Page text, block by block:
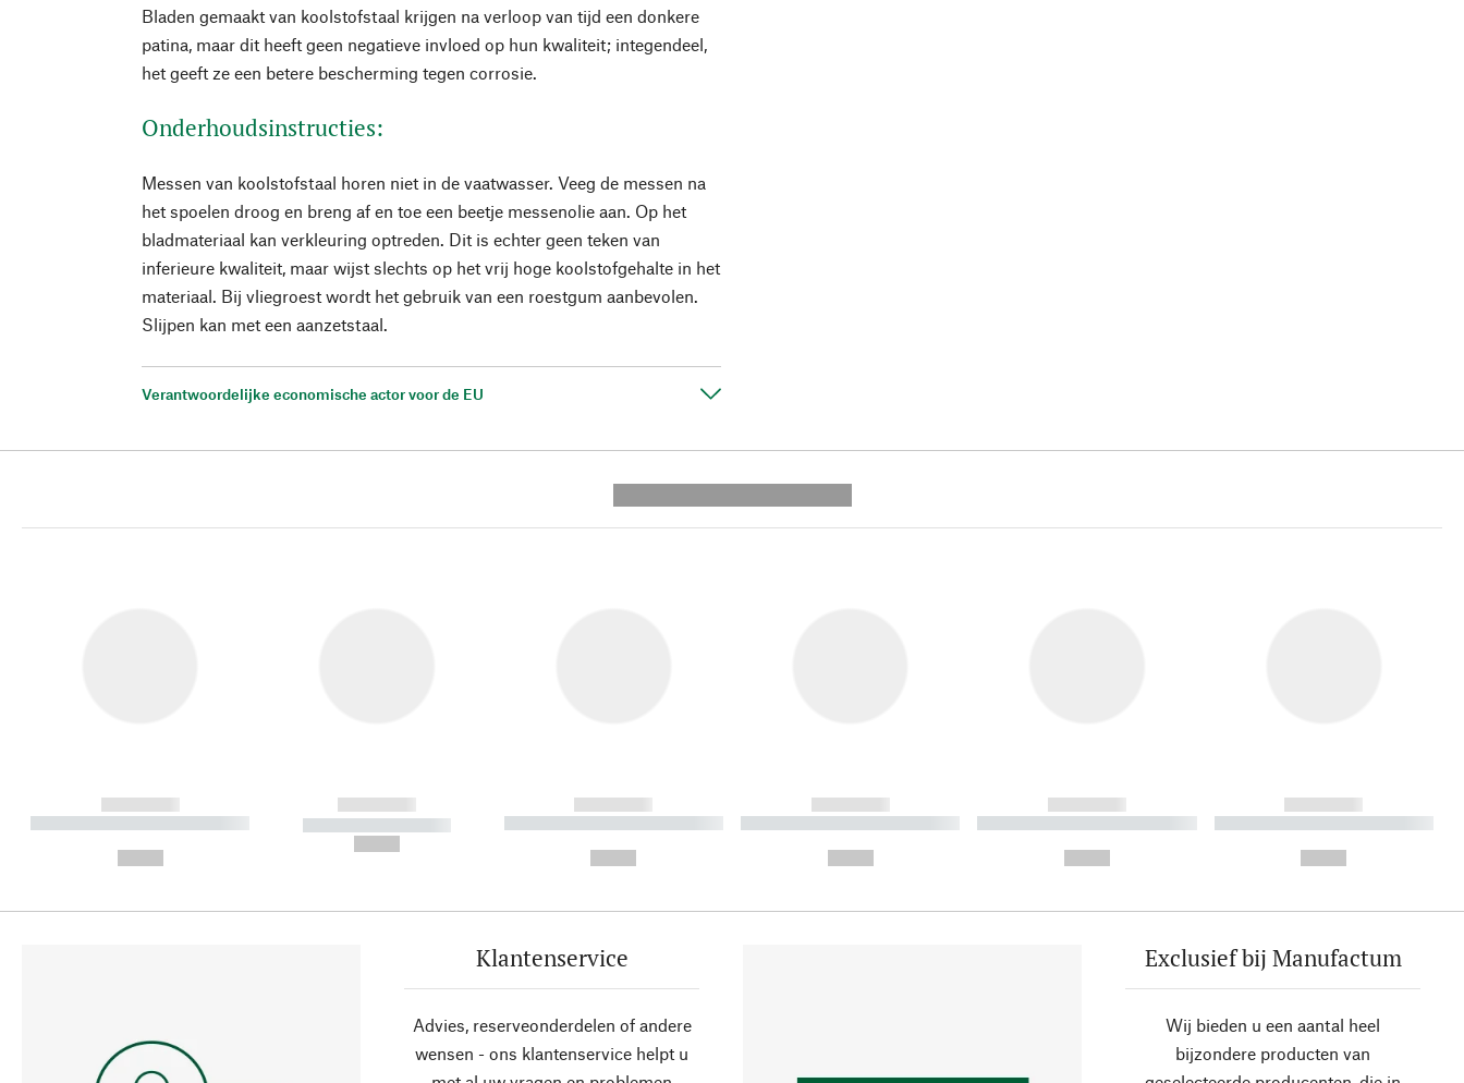
Bladen gemaakt van koolstofstaal krijgen na verloop van tijd een donkere
patina, maar dit heeft geen negatieve invloed op hun kwaliteit; integendeel,
het geeft ze een betere bescherming tegen corrosie.
Onderhoudsinstructies:
Messen van koolstofstaal horen niet in de vaatwasser. Veeg de messen na
het spoelen droog en breng af en toe een beetje messenolie aan. Op het
bladmateriaal kan verkleuring optreden. Dit is echter geen teken van
inferieure kwaliteit, maar wijst slechts op het vrij hoge koolstofgehalte in het
materiaal. Bij vliegroest wordt het gebruik van een roestgum aanbevolen.
Slijpen kan met een aanzetstaal.
Verantwoordelijke economische actor voor de EU
------------
----------- ----------- ----------
------------
----------- -----------
------------
----------- ----------- ----------
------------
----------- ----------- ----------
------------
----------- ----------- ----------
------------
----------- ----------- ----------
Klantenservice
Advies, reserveonderdelen of andere
wensen - ons klantenservice helpt u
Exclusief bij Manufactum
Wij bieden u een aantal heel
bijzondere producten van